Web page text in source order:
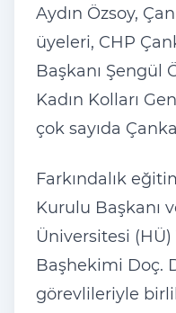
Aydın Özsoy,
üyeleri, CHP
Başkanı Şengül
Kadın Kolları
çok sayıda
Farkındalık
Kurulu Başkanı
Üniversitesi (HÜ)
Başhekimi Doç.
görevlileriyle